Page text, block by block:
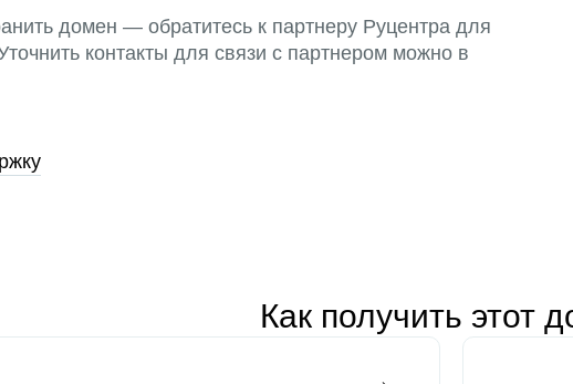
домен — обратитесь к партнеру Руцентра для
контакты для связи с партнером можно в
Как получить этот